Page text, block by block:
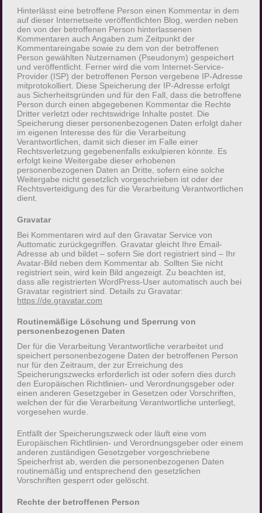
Kennung des Cookies. Sie besteht aus einer
Zeichenfolge, durch welche Internetseiten und
Server dem konkreten Internetbrowser
zugeordnet werden können, in dem das Cookie
gespeichert wurde. Dies ermöglicht es den
besuchten Internetseiten und Servern, den
individuellen Browser der betroffenen Person von
anderen Internetbrowsern, die andere Cookies
enthalten, zu unterscheiden. Ein bestimmter
Internetbrowser kann über die eindeutige Cookie-
ID wiedererkannt und identifiziert werden.
Durch den Einsatz von Cookies kann den Nutzern
dieser Internetseite nutzerfreundlichere Services
bereitstellen, die ohne die Cookie-Setzung nicht
möglich wären.
Mittels eines Cookies können die Informationen
und Angebote auf unserer Internetseite im Sinne
des Benutzers optimiert werden. Cookies
ermöglichen uns, wie bereits erwähnt, die
Benutzer unserer Internetseite wiederzuerkennen.
die Verwendung unserer Internetseite zu
Cookies verwendet, muss beispielsweise nicht bei
jedem Besuch der Internetseite erneut seine
Zugangsdaten eingeben, weil dies von der
Internetseite und dem auf dem Computersystem
des Benutzers abgelegten Cookie übernommen
Warenkorbes im Online-Shop. Der Online-Shop
merkt sich die Artikel, die ein Kunde in den
virtuellen Warenkorb gelegt hat, über ein Cookie.
Cookies durch unsere Internetseite jederzeit
Hinterlässt eine betroffene Person einen Kommentar in dem
auf dieser Internetseite veröffentlichten Blog, werden neben
den von der betroffenen Person hinterlassenen
Kommentaren auch Angaben zum Zeitpunkt der
Kommentareingabe sowie zu dem von der betroffenen
Person gewählten Nutzernamen (Pseudonym) gespeichert
und veröffentlicht. Ferner wird die vom Internet-Service-
Provider (ISP) der betroffenen Person vergebene IP-Adresse
mitprotokolliert. Diese Speicherung der IP-Adresse erfolgt
aus Sicherheitsgründen und für den Fall, dass die betroffene
Person durch einen abgegebenen Kommentar die Rechte
Dritter verletzt oder rechtswidrige Inhalte postet. Die
Speicherung dieser personenbezogenen Daten erfolgt daher
im eigenen Interesse des für die Verarbeitung
Verantwortlichen, damit sich dieser im Falle einer
Rechtsverletzung gegebenenfalls exkulpieren könnte. Es
erfolgt keine Weitergabe dieser erhobenen
personenbezogenen Daten an Dritte, sofern eine solche
Weitergabe nicht gesetzlich vorgeschrieben ist oder der
Rechtsverteidigung des für die Verarbeitung Verantwortlichen
dient.
Gravatar
Bei Kommentaren wird auf den Gravatar Service von
Auttomatic zurückgegriffen. Gravatar gleicht Ihre Email-
Adresse ab und bildet – sofern Sie dort registriert sind – Ihr
Avatar-Bild neben dem Kommentar ab. Sollten Sie nicht
registriert sein, wird kein Bild angezeigt. Zu beachten ist,
dass alle registrierten WordPress-User automatisch auch bei
Gravatar registriert sind. Details zu Gravatar:
https://de.gravatar.com
Routinemäßige Löschung und Sperrung von
personenbezogenen Daten
Der für die Verarbeitung Verantwortliche verarbeitet und
speichert personenbezogene Daten der betroffenen Person
nur für den Zeitraum, der zur Erreichung des
Speicherungszwecks erforderlich ist oder sofern dies durch
den Europäischen Richtlinien- und Verordnungsgeber oder
einen anderen Gesetzgeber in Gesetzen oder Vorschriften,
welchen der für die Verarbeitung Verantwortliche unterliegt,
vorgesehen wurde.
Entfällt der Speicherungszweck oder läuft eine vom
Europäischen Richtlinien- und Verordnungsgeber oder einem
anderen zuständigen Gesetzgeber vorgeschriebene
Speicherfrist ab, werden die personenbezogenen Daten
routinemäßig und entsprechend den gesetzlichen
Vorschriften gesperrt oder gelöscht.
Rechte der betroffenen Person